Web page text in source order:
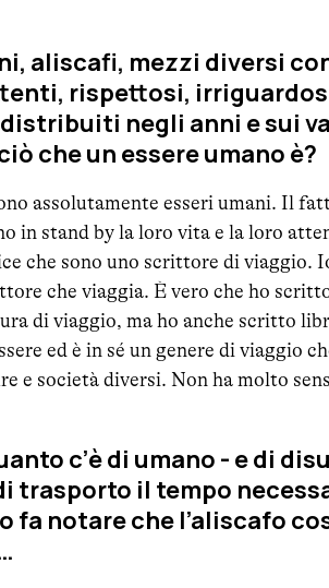
aliscafi, mezzi diversi
rispettosi,
negli anni e sui
che un essere umano è?
assolutamente esseri umani. Il
in stand by la loro vita e la loro
che sono uno scrittore di viaggio.
che viaggia. È vero che ho
di viaggio, ma ho anche scritto
ed è in sé un genere di viaggio
e società diversi. Non ha molto
c’è di umano - e di
trasporto il tempo
fa notare che l’aliscafo